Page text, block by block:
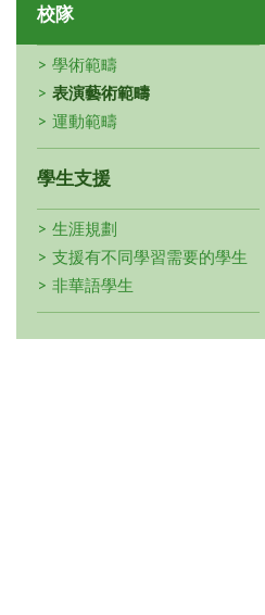
校隊
學術範疇
表演藝術範疇
運動範疇
學生支援
生涯規劃
支援有不同學習需要的學生
非華語學生